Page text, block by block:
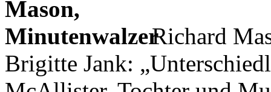
Richard
Brigitte Jank: